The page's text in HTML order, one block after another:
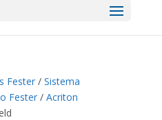
Fester/ Sistema
Fester/ Acriton